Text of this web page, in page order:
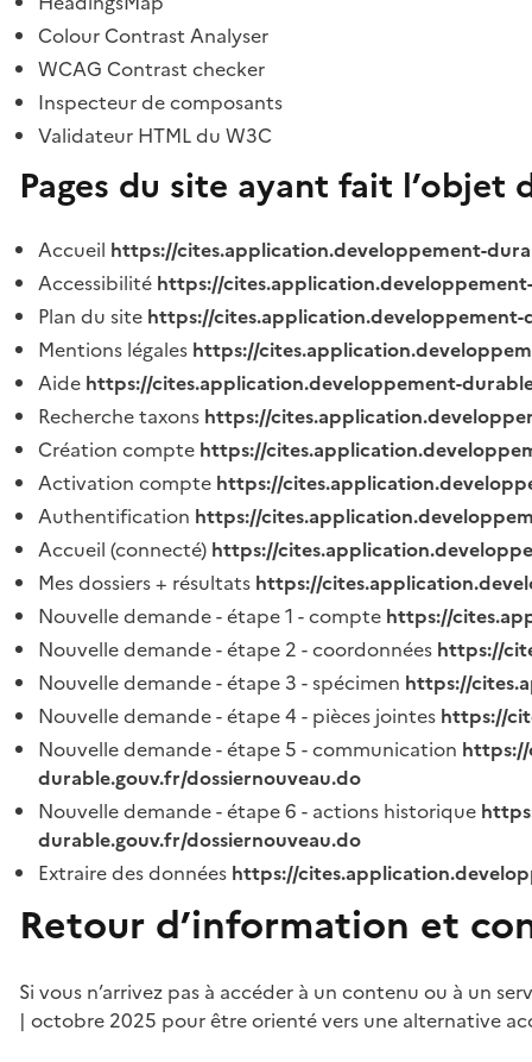
Colour Contrast Analyser
WCAG Contrast checker
Inspecteur de composants
Validateur HTML du W3C
Pages du site ayant fait
Accueil https://cites.application.developpement-
Accessibilité https://
Plan du site https://
Mentions légales https://
Aide https://cites.application.developpement-
Recherche taxons https://
Création compte https://
Activation compte https://
Authentification https://
Accueil (connecté) https://
Mes dossiers + résultats https://
Nouvelle demande - étape 1 - compte https://
Nouvelle demande - étape 2 - coordonnées https://
Nouvelle demande - étape 3 - spécimen https://
Nouvelle demande - étape 4 - pièces jointes https://
Nouvelle demande - étape 5 - communication
durable.gouv.fr/dossiernouveau.do
Nouvelle demande - étape 6 - actions historique
durable.gouv.fr/dossiernouveau.do
Extraire des données https://
Retour d’information et
Si vous n’arrivez pas à accéder à un contenu ou à un
| octobre 2025 pour être orienté vers une alternative